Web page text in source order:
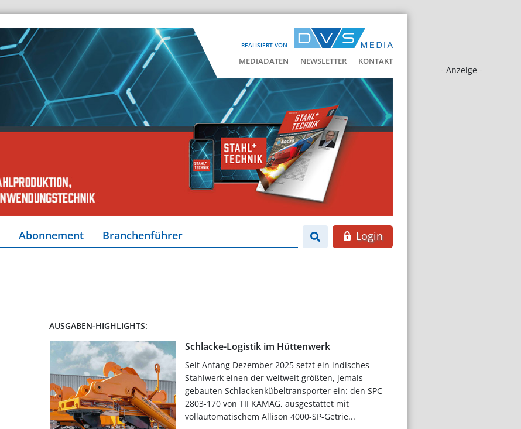
REALISIERT VON
MEDIADATEN NEWSLETTER KONTAKT
- Anzeige -
Abonnement Branchenführer Login
AUSGABEN-HIGHLIGHTS:
Schlacke-Logistik im Hüttenwerk
Seit Anfang Dezember 2025 setzt ein indisches
Stahlwerk einen der weltweit größten, jemals
gebauten Schlackenkübeltransporter ein: den SPC
2803-170 von TII KAMAG, ausgestattet mit
vollautomatischem Allison 4000-SP-Getrie...